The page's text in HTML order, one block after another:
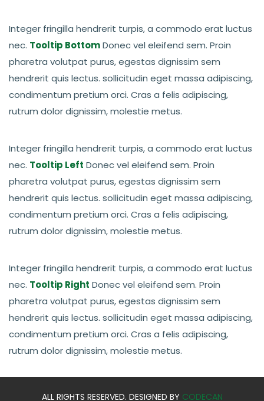
Integer fringilla hendrerit turpis, a commodo erat luctus
nec. Tooltip BottomDonec vel eleifend sem. Proin
pharetra volutpat purus, egestas dignissim sem
hendrerit quis lectus. sollicitudin eget massa adipiscing,
condimentum pretium orci. Cras a felis adipiscing,
rutrum dolor dignissim, molestie metus.
Integer fringilla hendrerit turpis, a commodo erat luctus
nec. Tooltip Left Donec vel eleifend sem. Proin
pharetra volutpat purus, egestas dignissim sem
hendrerit quis lectus. sollicitudin eget massa adipiscing,
condimentum pretium orci. Cras a felis adipiscing,
rutrum dolor dignissim, molestie metus.
Integer fringilla hendrerit turpis, a commodo erat luctus
nec. Tooltip Right Donec vel eleifend sem. Proin
pharetra volutpat purus, egestas dignissim sem
hendrerit quis lectus. sollicitudin eget massa adipiscing,
condimentum pretium orci. Cras a felis adipiscing,
rutrum dolor dignissim, molestie metus.
ALL RIGHTS RESERVED. DESIGNED BY CODECAN